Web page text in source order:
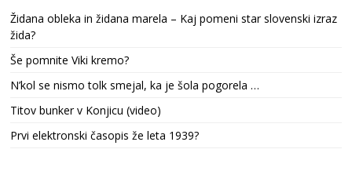
Židana obleka in židana marela – Kaj pomeni star slovenski izraz
žida?
Še pomnite Viki kremo?
N’kol se nismo tolk smejal, ka je šola pogorela …
Titov bunker v Konjicu (video)
Prvi elektronski časopis že leta 1939?